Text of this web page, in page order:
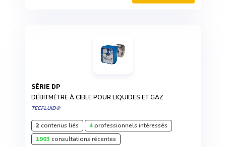
SÉRIE DP
DÉBITMÈTRE À CIBLE POUR LIQUIDES ET GAZ
TECFLUID®
2contenus liés 4professionnels intéressés
1903 consultations récentes